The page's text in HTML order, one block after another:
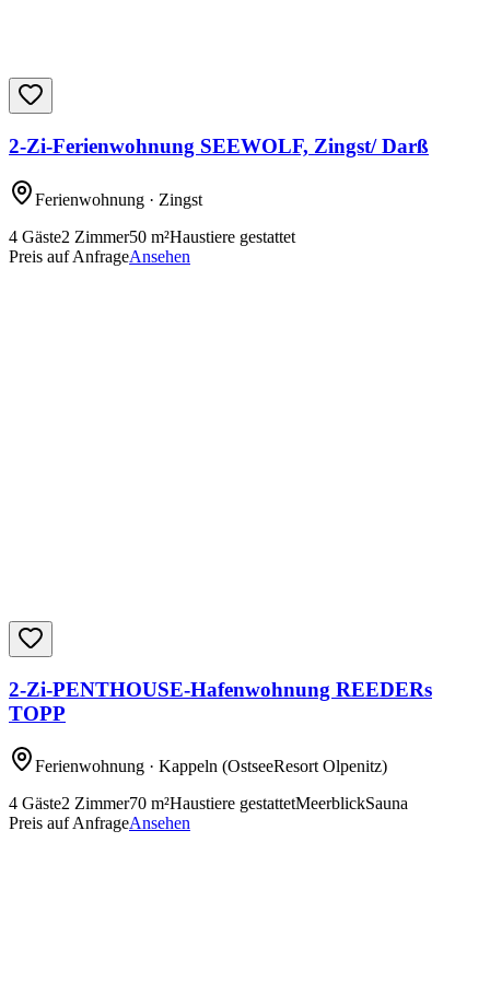
2-Zi-Ferienwohnung SEEWOLF, Zingst/ Darß
Ferienwohnung · Zingst
4 Gäste2 Zimmer50 m²Haustiere gestattet
Preis auf AnfrageAnsehen
2-Zi-PENTHOUSE-Hafenwohnung REEDERs
TOPP
Ferienwohnung · Kappeln (OstseeResort Olpenitz)
4 Gäste2 Zimmer70 m²Haustiere gestattetMeerblickSauna
Preis auf AnfrageAnsehen